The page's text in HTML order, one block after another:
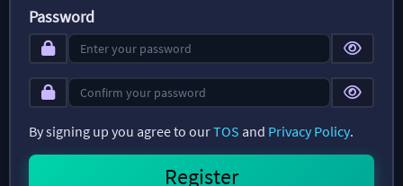
Password
By signing up you agree to ourTOS and Privacy Policy.